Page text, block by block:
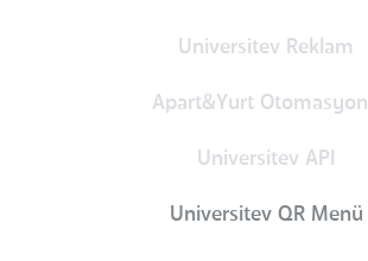
Universitev Reklam
Apart&Yurt
Universitev API
Universitev QR Menü